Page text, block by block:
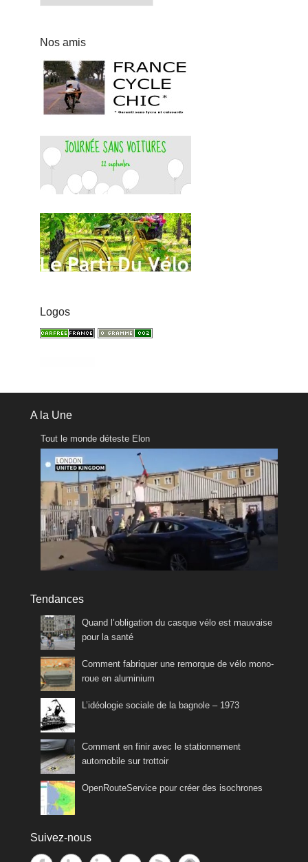
Nos amis
Logos
A la Une
Tout le monde déteste Elon
Tendances
Quand l’obligation du casque vélo est mauvaise
pour la santé
Comment fabriquer une remorque de vélo mono-
roue en aluminium
L’idéologie sociale de la bagnole – 1973
Comment en finir avec le stationnement
automobile sur trottoir
OpenRouteService pour créer des isochrones
Suivez-nous